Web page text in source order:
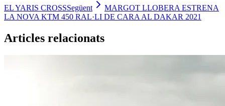
EL YARIS CROSSSegüent
MARGOT LLOBERA ESTRENA
LA NOVA KTM 450 RAL·LI DE CARA AL DAKAR 2021
Articles relacionats